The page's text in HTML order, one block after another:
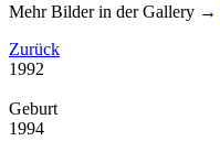
Mehr Bilder in der Gallery →
Zurück
1992
Geburt
1994